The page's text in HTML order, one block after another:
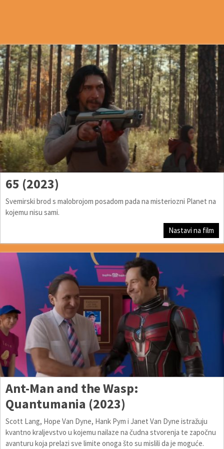
65 (2023)
Svemirski brod s malobrojom posadom pada na misteriozni Planet na
kojemu nisu sami.
Nastavi na film
Ant-Man and the Wasp:
Quantumania (2023)
Scott Lang, Hope Van Dyne, Hank Pym i Janet Van Dyne istražuju
kvantno kraljevstvo u kojemu nailaze na čudna stvorenja te započnu
avanturu koja prelazi sve limite onoga što su mislili da je moguće.